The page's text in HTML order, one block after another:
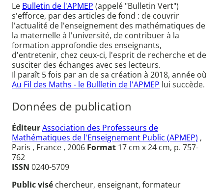
Le Bulletin de l'APMEP (appelé "Bulletin Vert")
s'efforce, par des articles de fond : de couvrir
l'actualité de l'enseignement des mathématiques de
la maternelle à l'université, de contribuer à la
formation approfondie des enseignants,
d'entretenir, chez ceux-ci, l'esprit de recherche et de
susciter des échanges avec ses lecteurs.
Il paraît 5 fois par an de sa création à 2018, année où
Au Fil des Maths - le Bullletin de l'APMEP lui succède.
Données de publication
ÉditeurAssociation des Professeurs de
Mathématiques de l'Enseignement Public (APMEP) ,
Paris , France , 2006 Format 17 cm x 24 cm, p. 757-
762
ISSN 0240-5709
Public visé chercheur, enseignant, formateur